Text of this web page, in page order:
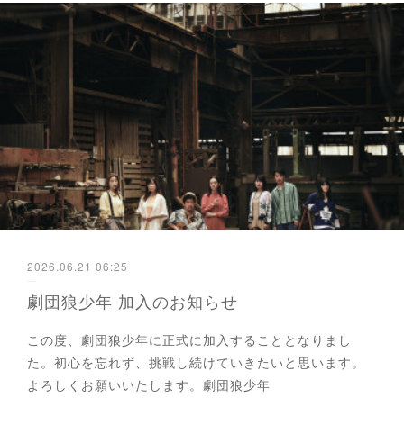
2026.06.21 06:25
劇団狼少年 加入のお知らせ
この度、劇団狼少年に正式に加入することとなりまし
た。初心を忘れず、挑戦し続けていきたいと思います。
よろしくお願いいたします。劇団狼少年